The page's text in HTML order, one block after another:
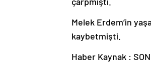
Melek Erdem’in
kaybetmişti.
Haber Kaynak :